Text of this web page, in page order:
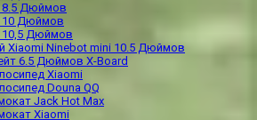
8.5 Дюймов
10 Дюймов
10,5 Дюймов
Xiaomi Ninebot mini 10.5 Дюймов
6.5 Дюймов X-Board
Xiaomi
Douna QQ
Jack Hot Max
Xiaomi